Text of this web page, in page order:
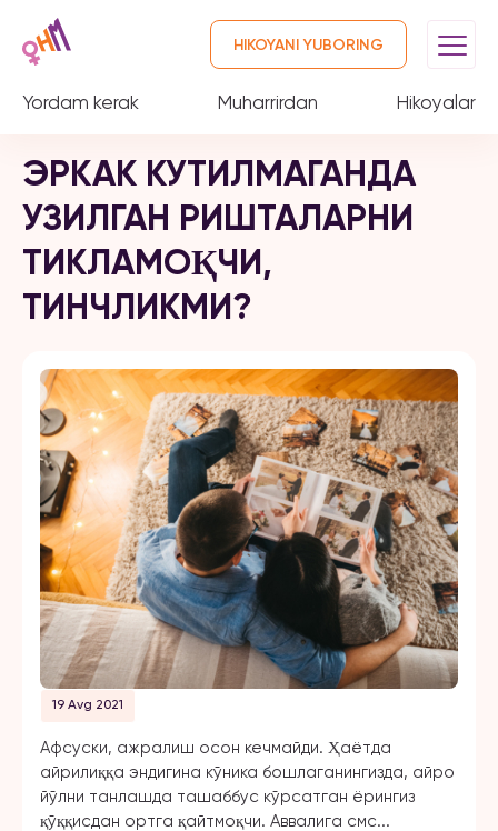
Yordam kerak Muharrirdan Hikoyalar
HIKOYANI YUBORING
ЭРКАК КУТИЛМАГАНДА
УЗИЛГАН РИШТАЛАРНИ
ТИКЛАМОҚЧИ,
ТИНЧЛИКМИ?
19 Avg 2021
Афсуски, ажралиш осон кечмайди. Ҳаётда
айрилиққа эндигина кўника бошлаганингизда, айро
йўлни танлашда ташаббус кўрсатган ёрингиз
қўққисдан ортга қайтмоқчи. Аввалига смс...